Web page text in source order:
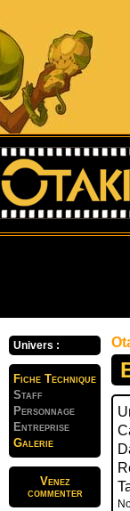
Univers :
Fiche Technique
Staff
Personnage
Entreprise
Galerie
Venez
commenter